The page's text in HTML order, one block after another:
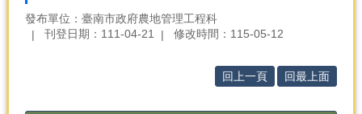
發布單位：臺南市政府農地管理工程科
刊登日期：111-04-21
修改時間：115-05-12
回上一頁 回最上面